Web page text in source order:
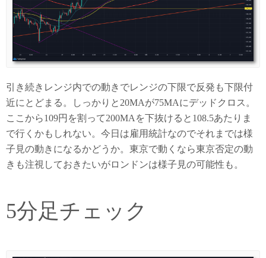
引き続きレンジ内での動きでレンジの下限で反発も下限付
近にとどまる。しっかりと20MAが75MAにデッドクロス。
ここから109円を割って200MAを下抜けると108.5あたりま
で行くかもしれない。今日は雇用統計なのでそれまでは様
子見の動きになるかどうか。東京で動くなら東京否定の動
きも注視しておきたいがロンドンは様子見の可能性も。
5分足チェック